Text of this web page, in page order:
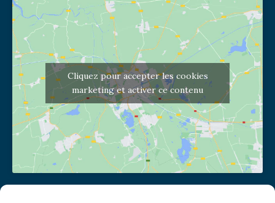
Cliquez pour accepter les cookies
marketing et activer ce contenu